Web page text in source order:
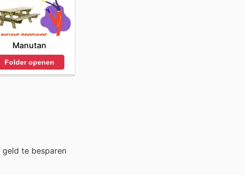
Manutan
Folder openen
te besparen